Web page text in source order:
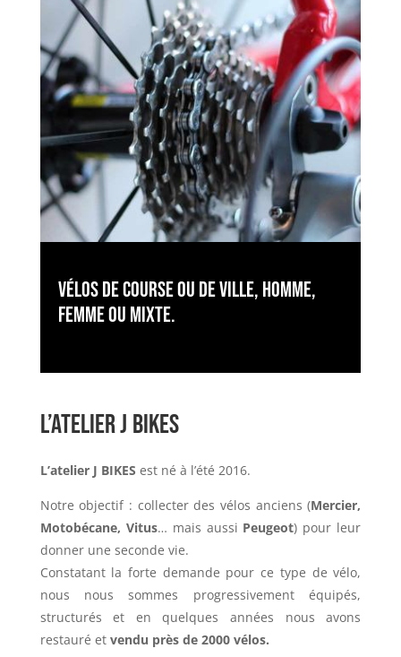
Vélos de course ou de ville, homme,
femme ou mixte.
L’atelier J Bikes
L’atelier J BIKES est né à l’été 2016.
Notre objectif : collecter des vélos anciens (Mercier,
Motobécane, Vitus… mais aussi Peugeot) pour leur
donner une seconde vie.
Constatant la forte demande pour ce type de vélo,
nous nous sommes progressivement équipés,
structurés et en quelques années nous avons
restauré et vendu près de 2000 vélos.